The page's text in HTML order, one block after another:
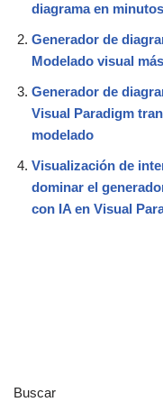
diagrama en minutos
Generador de
Modelado visual
Generador de
Visual Paradigm
modelado
Visualización de
dominar el
con IA en Visual
Buscar